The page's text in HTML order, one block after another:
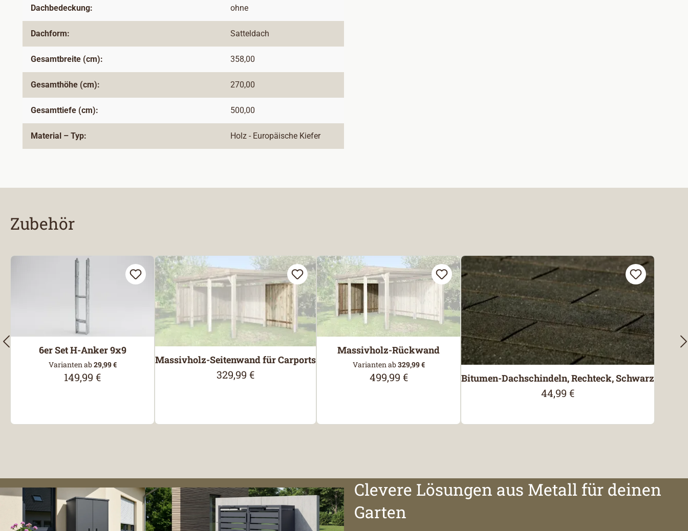
Dachbedeckung: ohne
Dachform: Satteldach
Gesamtbreite (cm): 358,00
Gesamthöhe (cm): 270,00
Gesamttiefe (cm): 500,00
Material – Typ: Holz - Europäische Kiefer
Zubehör
6er Set H-Anker 9x9
Varianten ab29,99 €
Regulärer Preis:
149,99 €
Massivholz-Seitenwand für Carports
Regulärer Preis:
329,99 €
Massivholz-Rückwand
Varianten ab329,99 €
Regulärer Preis:
499,99 €
Bitumen-Dachschindeln, Rechteck, Schwarz
Regulärer Preis:
44,99 €
Clevere Lösungen aus Metall für deinen
Garten